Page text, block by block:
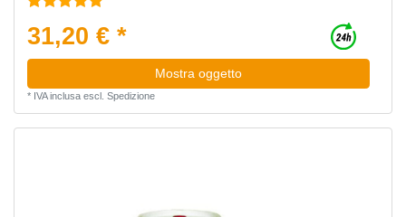
31,20 € *
Mostra oggetto
* IVA inclusaescl. Spedizione